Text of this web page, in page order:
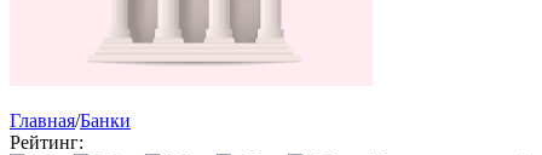
Главная/Банки
Рейтинг: